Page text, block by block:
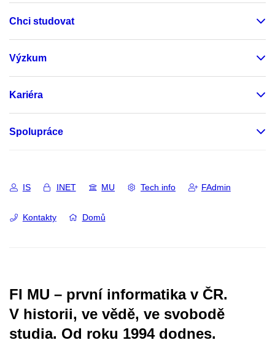
Chci studovat
Výzkum
Kariéra
Spolupráce
IS INET MU Tech info FAdmin
Kontakty Domů
FI MU – první informatika v ČR.
V historii, ve vědě, ve svobodě
studia. Od roku 1994 dodnes.